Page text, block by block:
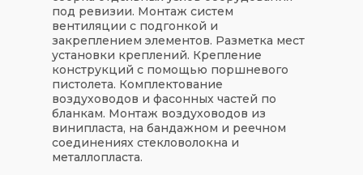
под ревизии. Монтаж систем
вентиляции с подгонкой и
закреплением элементов. Разметка мест
установки креплений. Крепление
конструкций с помощью поршневого
пистолета. Комплектование
воздуховодов и фасонных частей по
бланкам. Монтаж воздуховодов из
винипласта, на бандажном и реечном
соединениях стекловолокна и
металлопласта.